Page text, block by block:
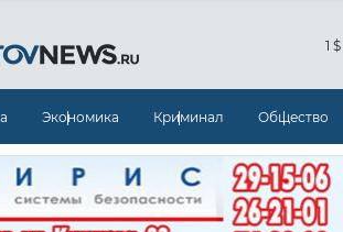
1
Экономика Криминал Общество